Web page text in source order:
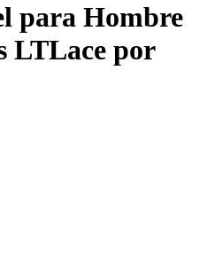
para Hombre
LTLace por